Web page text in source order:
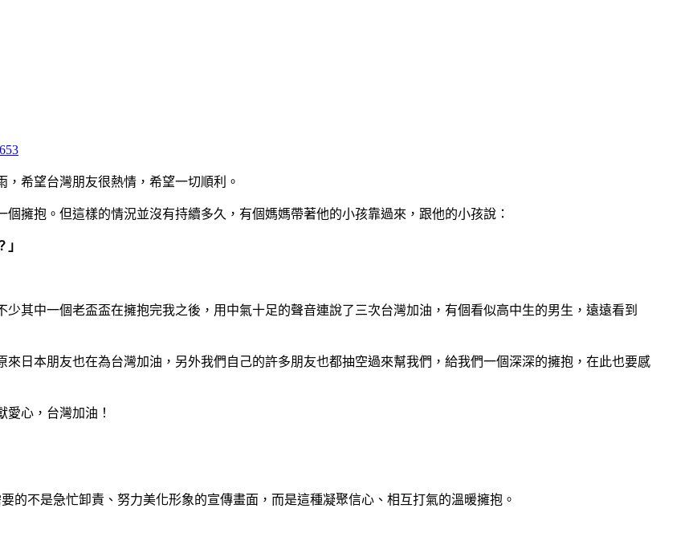
希望台灣朋友很熱情，希望一切順利。
擁抱。但這樣的情況並沒有持續多久，有個媽媽帶著他的小孩靠過來，跟他的小孩說：
其中一個老盃盃在擁抱完我之後，用中氣十足的聲音連說了三次台灣加油，有個看似高中生的男生，遠遠看到
日本朋友也在為台灣加油，另外我們自己的許多朋友也都抽空過來幫我們，給我們一個深深的擁抱，在此也要感
心，台灣加油！
的不是急忙卸責、努力美化形象的宣傳畫面，而是這種凝聚信心、相互打氣的溫暖擁抱。